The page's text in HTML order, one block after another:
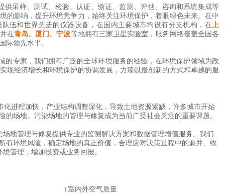
供采样、测试、检验、认证、验证、监测、评估、咨询和系统集成等
的影响，提升环境竞争力，始终关注环境保护，着眼绿色未来。在中
伍和世界先进的仪器设备，在国内主要城市均设有分支机构，在上
在青岛、厦门、宁波等地拥有三家卫星实验室，服务网络覆盖全国各
际领先水平。
的专家，我们拥有广泛的全球环境服务的经验，在环境保护领域为政
现经济增长和环境保护的协调发展，力臻以最创新的方式和卓越的服
进程加快，产业结构调整深化，导致土地资源紧缺，许多城市开始
场地。污染场地的管理与修复成为当前广受社会关注的重要课题。
场地管理与修复提供专业的监测解决方案和数据管理增值服务。 我们
有环境风险，确定场地的真正价值，合理应对决策过程中的兼并、收
管理，增加投资或业务回报。
l 室内外空气质量